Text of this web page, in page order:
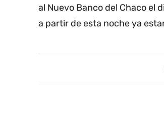
al Nuevo Banco del Chaco el
a partir de esta noche ya